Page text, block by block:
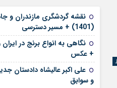
آپارات
رمز عبور
مرا به خاطر بسپار
نقشه گردشگری مازندران و
(1401) + مسیر دسترسی
نگاهی به انواع برنج در
+ عکس
علی‌ اکبر عالیشاه دادستان
و سوابق